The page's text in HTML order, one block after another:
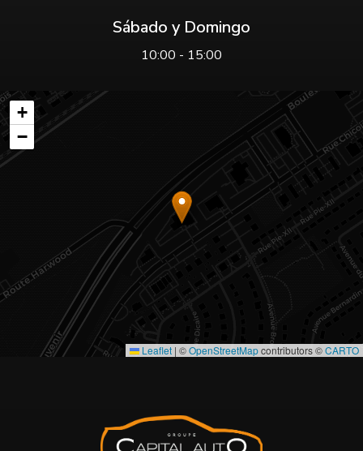
Sábado y Domingo
10:00 - 15:00
+
−
Leaflet | ©OpenStreetMapcontributors ©CARTO